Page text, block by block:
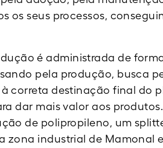
os seus processos,
é administrada de
pela produção, busca
correta destinação final do
dar mais valor aos
de polipropileno, um
zona industrial de Mamonal